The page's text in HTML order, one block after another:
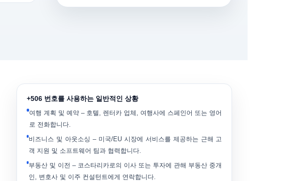
+506 번호를 사용하는 일반적인 상황
여행 계획 및 예약 – 호텔, 렌터카 업체, 여행사에 스페인어 또는 영어
로 전화합니다.
비즈니스 및 아웃소싱 – 미국/EU 시장에 서비스를 제공하는 근해 고
객 지원 및 소프트웨어 팀과 협력합니다.
부동산 및 이전 – 코스타리카로의 이사 또는 투자에 관해 부동산 중개
인, 변호사 및 이주 컨설턴트에게 연락합니다.